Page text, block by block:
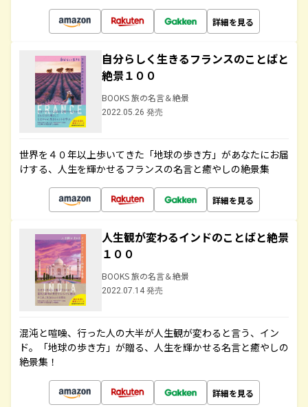
詳細を見る
自分らしく生きるフランスのことばと
絶景１００
BOOKS 旅の名言＆絶景
2022.05.26 発売
世界を４０年以上歩いてきた「地球の歩き方」があなたにお届
けする、人生を輝かせるフランスの名言と癒やしの絶景集
詳細を見る
人生観が変わるインドのことばと絶景
１００
BOOKS 旅の名言＆絶景
2022.07.14 発売
混沌と喧噪、行った人の大半が人生観が変わると言う、イン
ド。「地球の歩き方」が贈る、人生を輝かせる名言と癒やしの
絶景集！
詳細を見る